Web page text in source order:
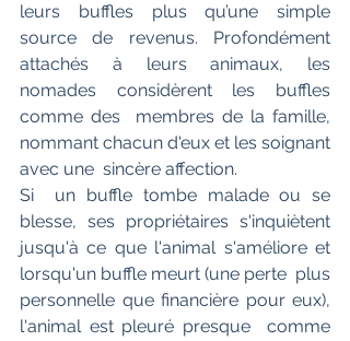
leurs buffles plus qu’une simple
source de revenus. Profondément
attachés à leurs animaux, les
nomades considèrent les buffles
comme des  membres de la famille,
nommant chacun d'eux et les soignant
avec une  sincère affection.
Si  un buffle tombe malade ou se
blesse, ses propriétaires s'inquiètent
jusqu'à ce que l'animal s'améliore et
lorsqu'un buffle meurt (une perte  plus
personnelle que financière pour eux),
l'animal est pleuré presque  comme